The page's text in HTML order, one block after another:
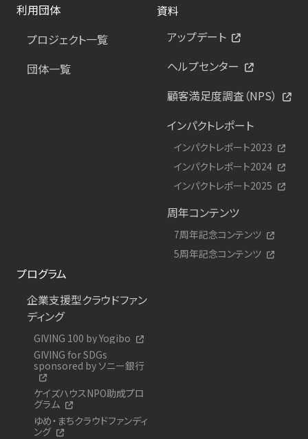
利用団体
プロジェクト一覧
団体一覧
資料
アップデート
ヘルプセンター
顧客満足度調査（NPS）
インパクトレポート
インパクトレポート2023
インパクトレポート2024
インパクトレポート2025
周年コンテンツ
7周年記念コンテンツ
5周年記念コンテンツ
プログラム
企業支援型クラウドファン
ディング
GIVING 100 by Yogibo
GIVING for SDGs
sponsored by ソニー銀行
ケイズハウスNPO助成プロ
グラム
ゆめ・まちクラウドファンディ
ング